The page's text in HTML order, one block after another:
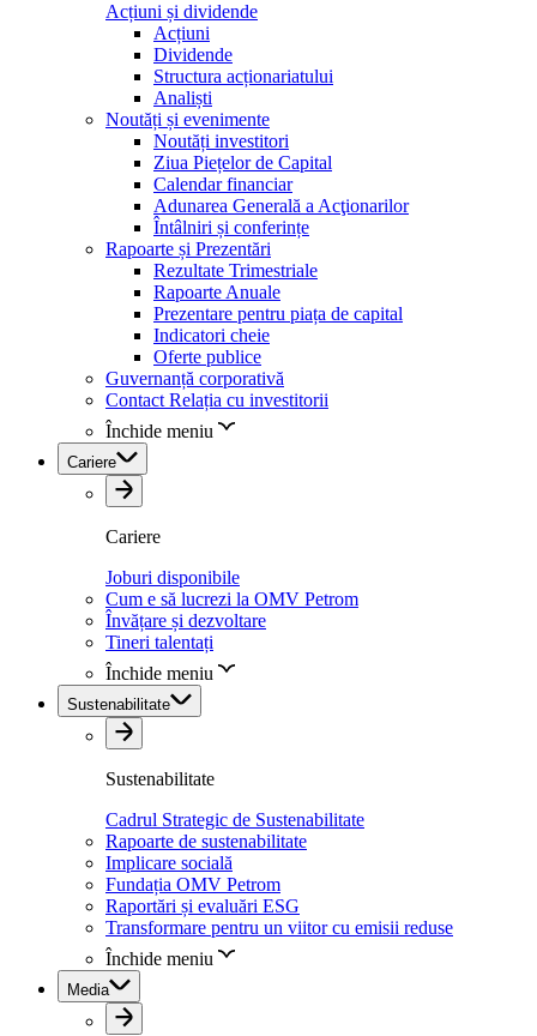
Acțiuni și dividende
Acțiuni
Dividende
Structura acționariatului
Analiști
Noutăți și evenimente
Noutăți investitori
Ziua Piețelor de Capital
Calendar financiar
Adunarea Generală a Acţionarilor
Întâlniri și conferințe
Rapoarte și Prezentări
Rezultate Trimestriale
Rapoarte Anuale
Prezentare pentru piața de capital
Indicatori cheie
Oferte publice
Guvernanță corporativă
Contact Relația cu investitorii
Închide meniu
Cariere
Cariere
Joburi disponibile
Cum e să lucrezi la OMV Petrom
Învățare și dezvoltare
Tineri talentați
Închide meniu
Sustenabilitate
Sustenabilitate
Cadrul Strategic de Sustenabilitate
Rapoarte de sustenabilitate
Implicare socială
Fundația OMV Petrom
Raportări și evaluări ESG
Transformare pentru un viitor cu emisii reduse
Închide meniu
Media